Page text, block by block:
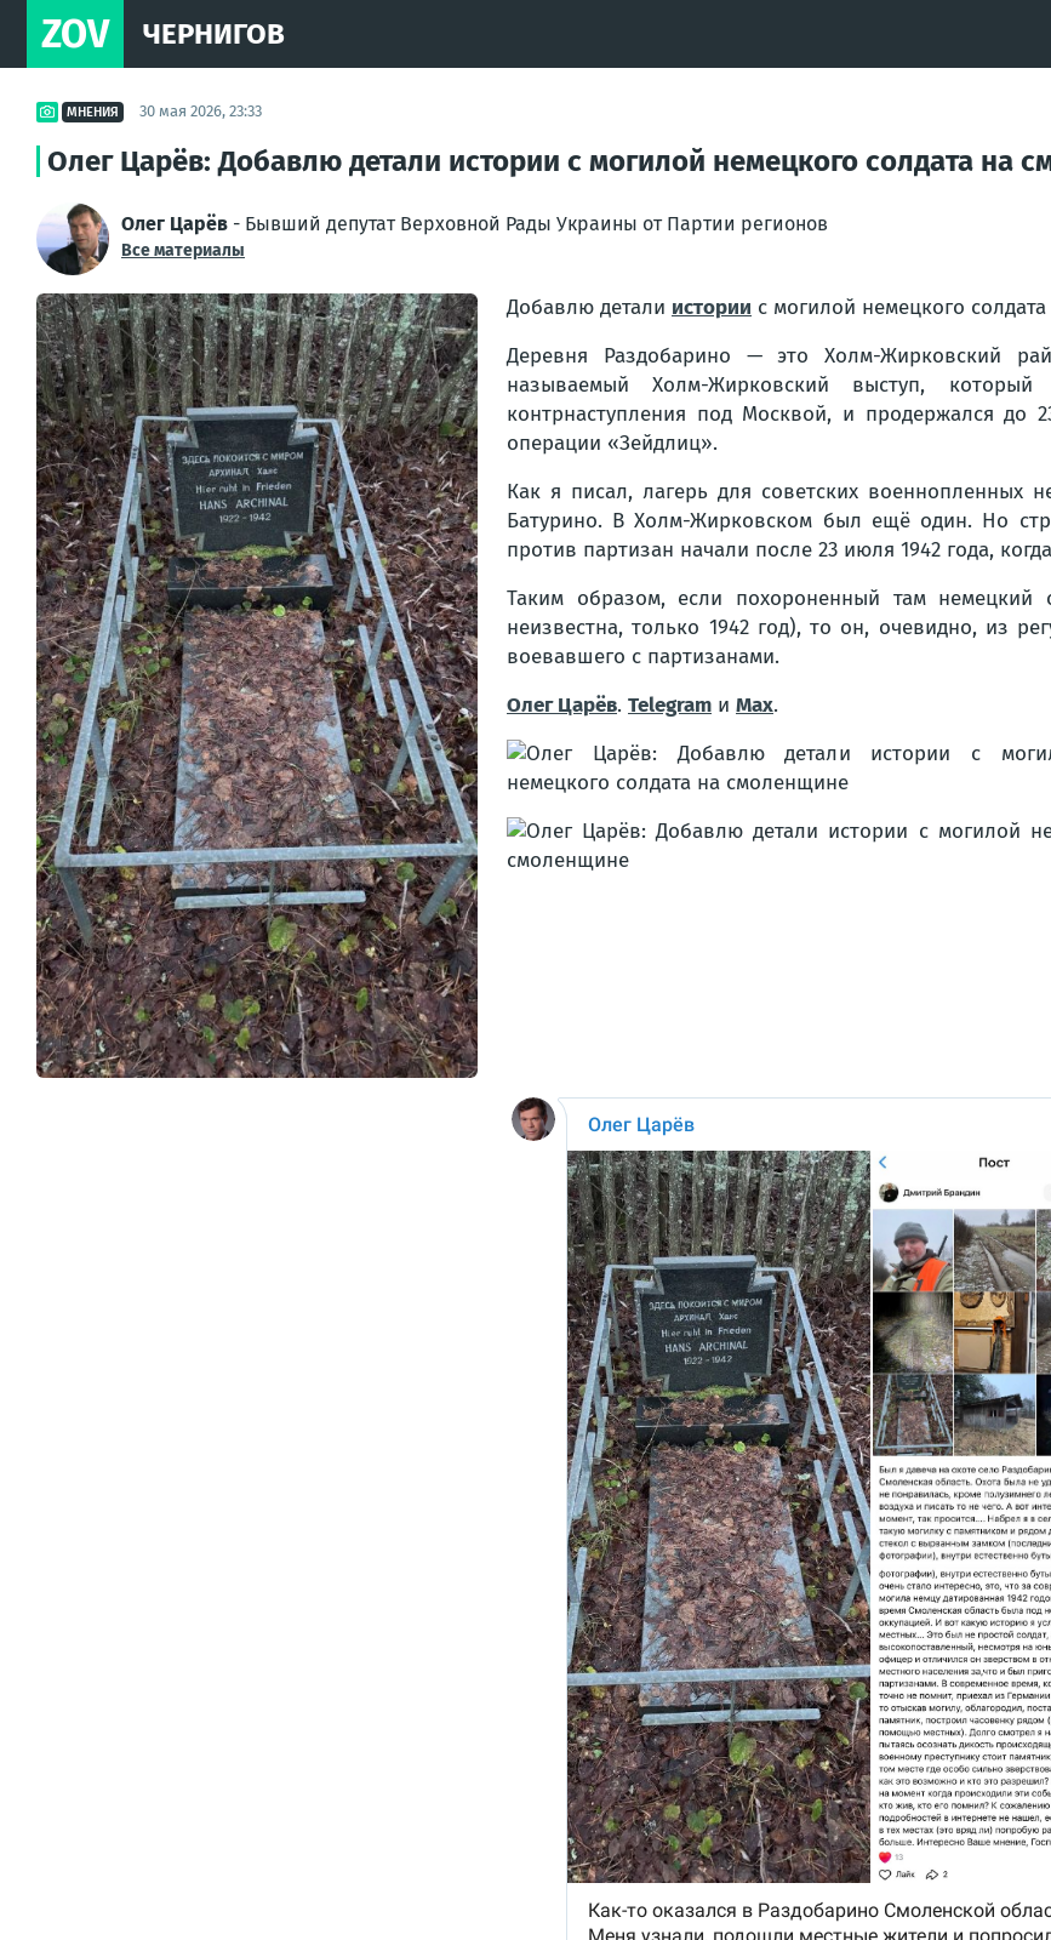
ZOV ЧЕРНИГОВ
МНЕНИЯ 30 мая 2026, 23:33
Олег Царёв: Добавлю детали истории с могилой немецкого солдата на
Олег Царёв - Бывший депутат Верховной Рады Украины от Партии регионов
Все материалы
Добавлю детали истории с могилой немецкого
Деревня Раздобарино — это Холм-Жирковский
называемый Холм-Жирковский выступ,
контрнаступления под Москвой, и продержался до
операции «Зейдлиц».
Как я писал, лагерь для советских военнопленных
Батурино. В Холм-Жирковском был ещё один. Но
против партизан начали после 23 июля 1942 года,
Таким образом, если похороненный там
неизвестна, только 1942 год), то он, очевидно, из
воевавшего с партизанами.
Олег Царёв. Telegram и Max.